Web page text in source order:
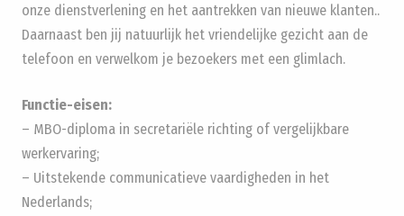
onze dienstverlening en het aantrekken van nieuwe klanten..
Daarnaast ben jij natuurlijk het vriendelijke gezicht aan de
telefoon en verwelkom je bezoekers met een glimlach.
Functie-eisen:
– MBO-diploma in secretariële richting of vergelijkbare
werkervaring;
– Uitstekende communicatieve vaardigheden in het
Nederlands;